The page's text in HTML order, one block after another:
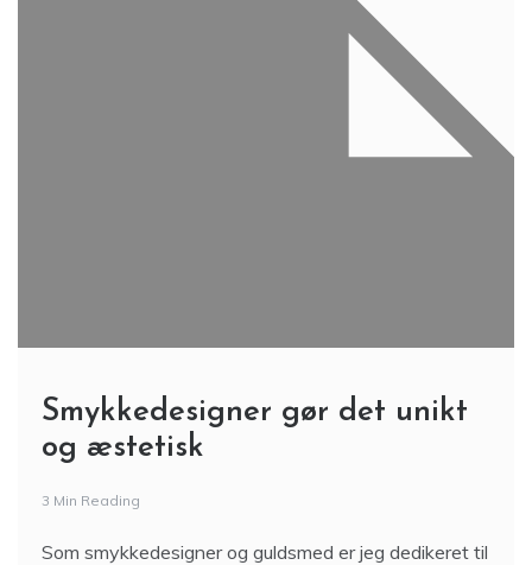
Smykkedesigner gør det unikt
og æstetisk
3 Min Reading
Som smykkedesigner og guldsmed er jeg dedikeret til